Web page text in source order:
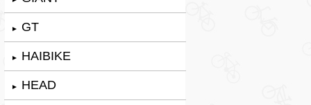
► GT
► HAIBIKE
► HEAD